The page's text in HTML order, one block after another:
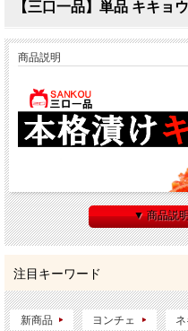
【三口一品】単品 キキョ
商品説明
▼ 商品説
注目キーワード
新商品 ヨンチェ